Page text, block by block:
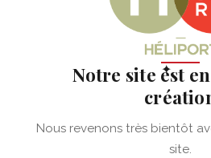
✦
Notre site est
Nous revenons très bientôt
site.